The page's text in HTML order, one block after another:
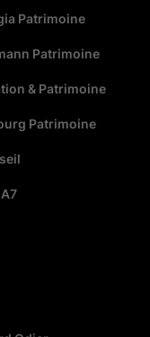
Patrimoine
Patrimoine
& Patrimoine
Patrimoine